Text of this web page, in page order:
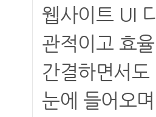
웹사이트 UI
관적이고 효
간결하면서
눈에 들어오